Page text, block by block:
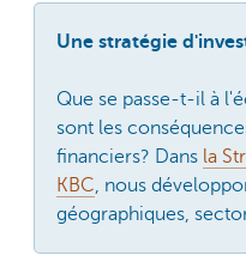
Une stratégie
Que se passe-t-il à
sont les
financiers? Dans la
KBC, nous
géographiques,